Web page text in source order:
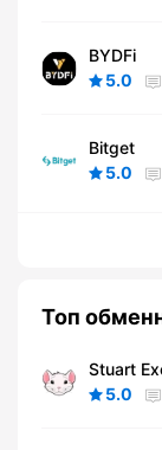
BYDFi
5.0
Bitget
5.0
Топ
Stuart
5.0